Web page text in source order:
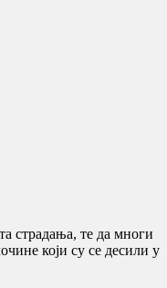
страдања, те да многи
који су се десили у